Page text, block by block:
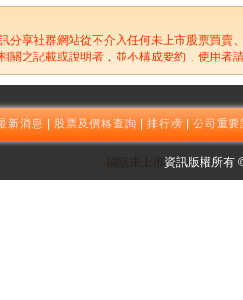
分享社群網站從不介入任何未上市股票買賣
關之記載或說明者，並不構成要約，使用者
新消息|股票及價格查詢|排行榜|公司重要
福臨未上市 資訊版權所有